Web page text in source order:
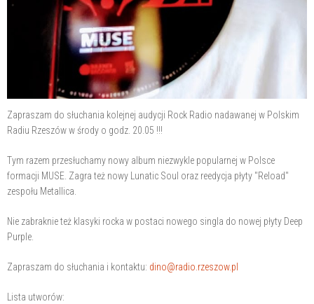
Zapraszam do słuchania kolejnej audycji Rock Radio nadawanej w Polskim
Radiu Rzeszów w środy o godz. 20.05 !!!
Tym razem przesłuchamy nowy album niezwykle popularnej w Polsce
formacji MUSE. Zagra też nowy Lunatic Soul oraz reedycja płyty "Reload"
zespołu Metallica.
Nie zabraknie też klasyki rocka w postaci nowego singla do nowej płyty Deep
Purple.
Zapraszam do słuchania i kontaktu: dino@radio.rzeszow.pl
Lista utworów: